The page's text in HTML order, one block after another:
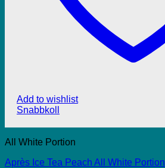
Add to wishlist
Snabbkoll
All White Portion
Après Ice Tea Peach All White Portion